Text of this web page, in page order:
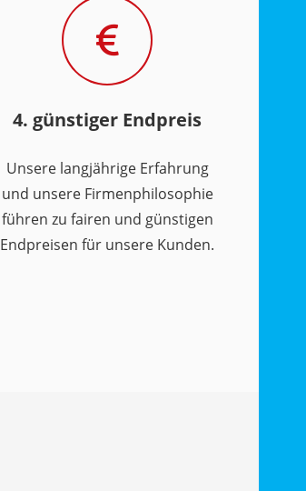
4. günstiger Endpreis
Unsere langjährige Erfahrung
und unsere Firmenphilosophie
führen zu fairen und günstigen
Endpreisen für unsere Kunden.